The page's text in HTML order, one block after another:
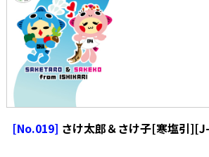
[No.019] さけ太郎＆さけ子[寒塩引